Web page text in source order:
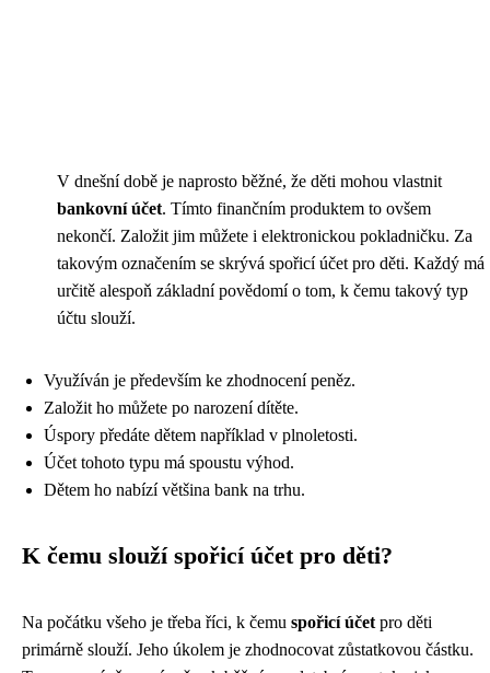
V dnešní době je naprosto běžné, že děti mohou vlastnit
bankovní účet. Tímto finančním produktem to ovšem
nekončí. Založit jim můžete i elektronickou pokladničku. Za
takovým označením se skrývá spořicí účet pro děti. Každý má
určitě alespoň základní povědomí o tom, k čemu takový typ
účtu slouží.
Využíván je především ke zhodnocení peněz.
Založit ho můžete po narození dítěte.
Úspory předáte dětem například v plnoletosti.
Účet tohoto typu má spoustu výhod.
Dětem ho nabízí většina bank na trhu.
K čemu slouží spořicí účet pro děti?
Na počátku všeho je třeba říci, k čemu spořicí účet pro děti
primárně slouží. Jeho úkolem je zhodnocovat zůstatkovou částku.